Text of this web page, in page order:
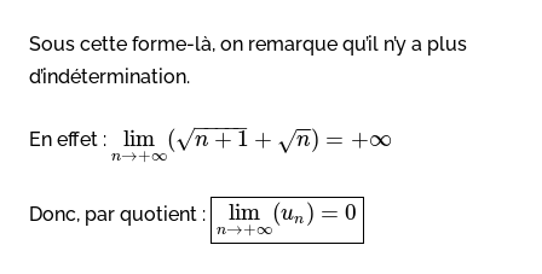
Sous cette forme-là, on remarque qu’il n’y a plus
d’indétermination.
En effet : lim
n→+∞
( n + 1
− −
−−−
√ + n
−
−
√ ) = +∞
Donc, par quotient : lim
n→+∞
(un ) = 0